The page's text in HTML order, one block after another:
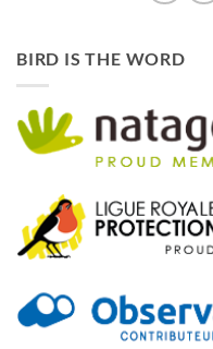
BIRD IS THE WORD